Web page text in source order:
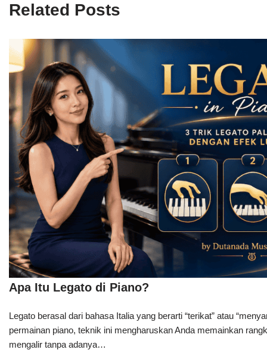
Related Posts
Apa Itu Legato di Piano?
Legato berasal dari bahasa Italia yang berarti “terikat” atau
permainan piano, teknik ini mengharuskan Anda memainkan
mengalir tanpa adanya…